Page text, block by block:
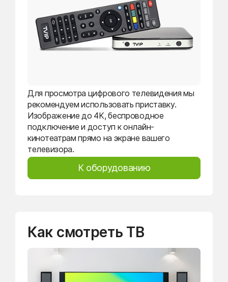
Для просмотра цифрового телевидения мы
рекомендуем использовать приставку.
Изображение до 4K, беспроводное
подключение и доступ к онлайн-
кинотеатрам прямо на экране вашего
телевизора.
К оборудованию
Как смотреть ТВ